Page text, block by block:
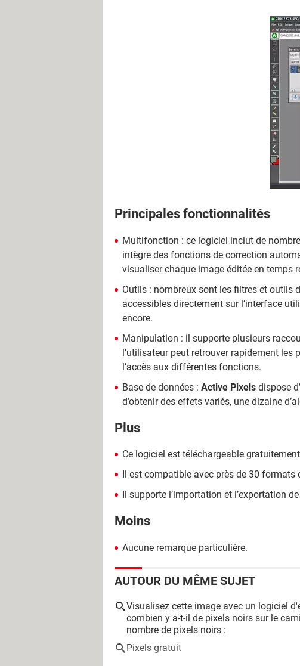
Principales fonctionnalités
Multifonction : ce logiciel inclut de
intègre des fonctions de correction
visualiser chaque image éditée en temps
Outils : nombreux sont les filtres et outils
accessibles directement sur l’interface
encore.
Manipulation : il supporte plusieurs
l’utilisateur peut retrouver rapidement les
l’accès aux différentes fonctions.
Base de données : Active Pixels dispose
d’obtenir des effets variés, une dizaine
Plus
Ce logiciel est téléchargeable
Il est compatible avec près de 30 formats
Il supporte l’importation et l’exportation
Moins
Aucune remarque particulière.
AUTOUR DU MÊME SUJET
Visualisez cette image avec un logiciel
combien y a-t-il de pixels noirs sur le
nombre de pixels noirs :
Pixels gratuit